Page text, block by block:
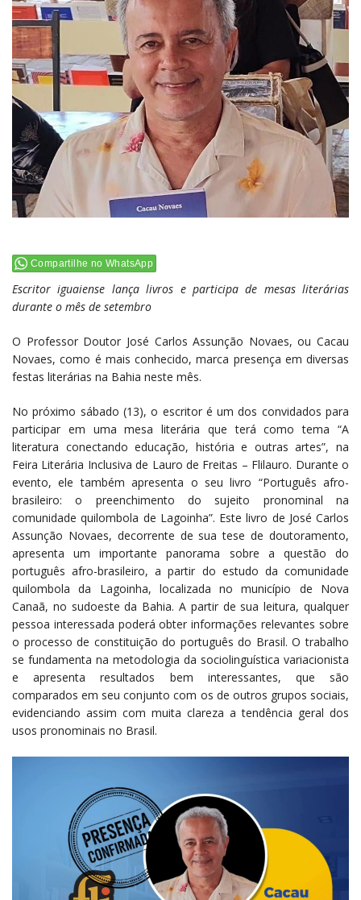
Compartilhe no WhatsApp
Escritor iguaiense lança livros e participa de mesas literárias
durante o mês de setembro
O Professor Doutor José Carlos Assunção Novaes, ou Cacau
Novaes, como é mais conhecido, marca presença em diversas
festas literárias na Bahia neste mês.
No próximo sábado (13), o escritor é um dos convidados para
participar em uma mesa literária que terá como tema “A
literatura conectando educação, história e outras artes”, na
Feira Literária Inclusiva de Lauro de Freitas – Flilauro. Durante o
evento, ele também apresenta o seu livro “Português afro-
brasileiro: o preenchimento do sujeito pronominal na
comunidade quilombola de Lagoinha”. Este livro de José Carlos
Assunção Novaes, decorrente de sua tese de doutoramento,
apresenta um importante panorama sobre a questão do
português afro-brasileiro, a partir do estudo da comunidade
quilombola da Lagoinha, localizada no município de Nova
Canaã, no sudoeste da Bahia. A partir de sua leitura, qualquer
pessoa interessada poderá obter informações relevantes sobre
o processo de constituição do português do Brasil. O trabalho
se fundamenta na metodologia da sociolinguística variacionista
e apresenta resultados bem interessantes, que são
comparados em seu conjunto com os de outros grupos sociais,
evidenciando assim com muita clareza a tendência geral dos
usos pronominais no Brasil.